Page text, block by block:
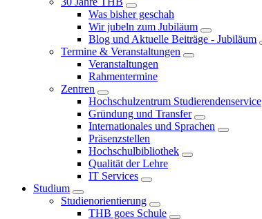
Was bisher geschah
Wir jubeln zum Jubiläum
Blog und Aktuelle Beiträge - Jubiläum
Termine & Veranstaltungen
Veranstaltungen
Rahmentermine
Zentren
Hochschulzentrum Studierendenservice
Gründung und Transfer
Internationales und Sprachen
Präsenzstellen
Hochschulbibliothek
Qualität der Lehre
IT Services
Studium
Studienorientierung
THB goes Schule